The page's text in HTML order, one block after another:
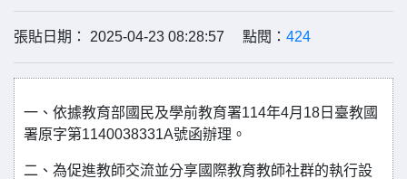
張貼日期： 2025-04-23 08:28:57 點閱： 424
一、依據教育部國民及學前教育署114年4月18日臺教國
署原字第1140038331A號函辦理。
二、為促進教師交流並分享國際教育教師社群的執行設